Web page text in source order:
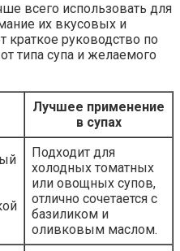
всего использовать для
их вкусовых и
краткое руководство по
типа супа и желаемого
Лучшее применение
в супах
Подходит для
холодных томатных
или овощных супов,
отлично сочетается с
базиликом и
оливковым маслом.